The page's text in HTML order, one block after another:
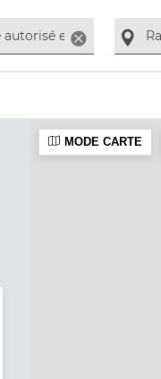
Supprimer
MODE CARTE